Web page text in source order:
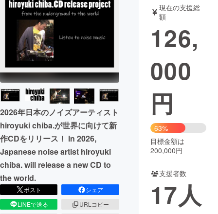
アート・写真 音楽
テクノロジー・ガジェット ゲーム・サ
映像・映画
ビジネス・起業
まちづくり・地域活性化
CAMPFIRE for Social Good
CAMPFIRE Creation
CAMPFIREふるさと納税
コミュニティ
2026年日本のノイズアーティスト
hiroyuki chiba.が世界に向けて新
作CDをリリース！ In 2026,
Japanese noise artist hiroyuki
chiba. will release a new CD to
the world.
ポスト
シェア
LINEで送る
URLコピー
現在の支援総
額
126,
000
円
63%
目標金額は
200,000円
支援者数
17人